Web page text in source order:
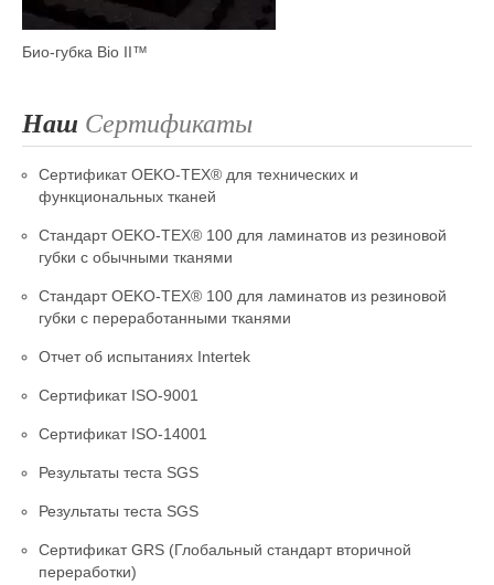
Био-губка Bio II™
Наш Сертификаты
Сертификат OEKO-TEX® для технических и
функциональных тканей
Стандарт OEKO-TEX® 100 для ламинатов из резиновой
губки с обычными тканями
Стандарт OEKO-TEX® 100 для ламинатов из резиновой
губки с переработанными тканями
Отчет об испытаниях Intertek
Сертификат ISO-9001
Сертификат ISO-14001
Результаты теста SGS
Результаты теста SGS
Сертификат GRS (Глобальный стандарт вторичной
переработки)